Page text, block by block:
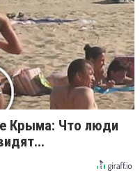
Крыма: Что люди